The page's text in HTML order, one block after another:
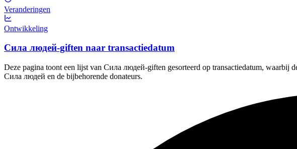
Veranderingen
Ontwikkeling
Сила людей-giften naar transactiedatum
Deze pagina toont een lijst van Сила людей-giften gesorteerd op transactiedatum, waarbij
Сила людей en de bijbehorende donateurs.